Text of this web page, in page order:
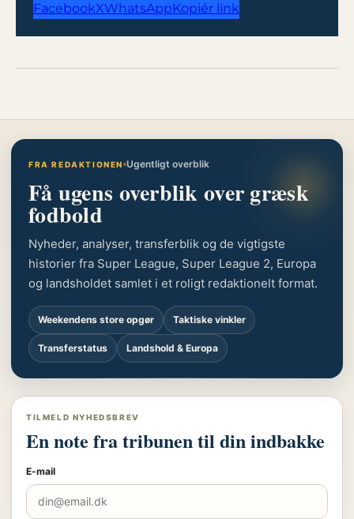
FacebookXWhatsAppKopiér link
FRA REDAKTIONEN Ugentligt overblik
Få ugens overblik over græsk
fodbold
Nyheder, analyser, transferblik og de vigtigste
historier fra Super League, Super League 2, Europa
og landsholdet samlet i et roligt redaktionelt format.
Weekendens store opgør Taktiske vinkler
Transferstatus Landshold & Europa
TILMELD NYHEDSBREV
En note fra tribunen til din indbakke
E-mail